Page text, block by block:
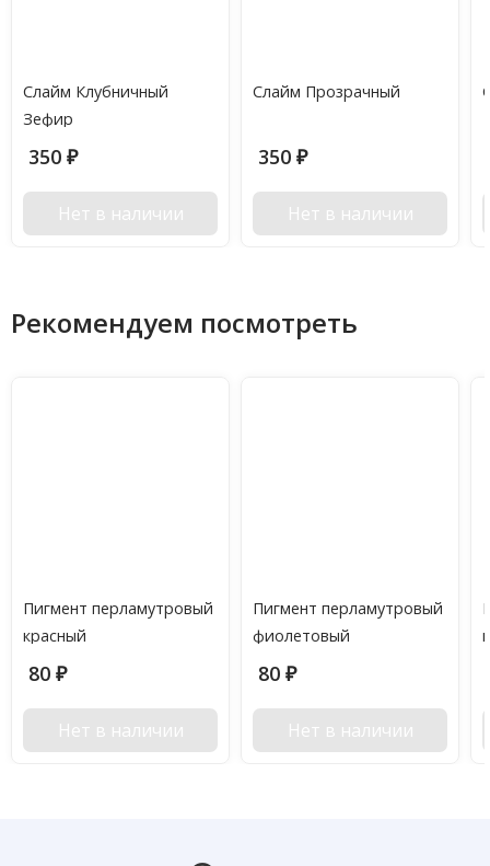
Слайм Клубничный
Зефир
350 ₽
Нет в наличии
Слайм Прозрачный
350 ₽
Нет в наличии
Рекомендуем посмотреть
Пигмент перламутровый
красный
80 ₽
Нет в наличии
Пигмент перламутровый
фиолетовый
80 ₽
Нет в наличии